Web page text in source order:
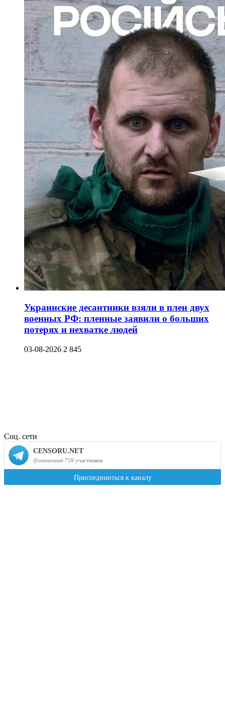
Украинские десантники взяли в плен двух
военных РФ: пленные заявили о больших
потерях и нехватке людей
03-08-2026 2 845
Соц. сети